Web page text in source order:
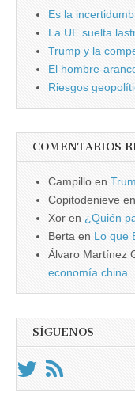
Es la
La UE suelta
Trump y la
El hombre-
Riesgos
COMENTARIOS
Campillo en
Copitodenieve en
Xor en ¿Quién
Berta en Lo que
Álvaro Martínez
economía china
SÍGUENOS